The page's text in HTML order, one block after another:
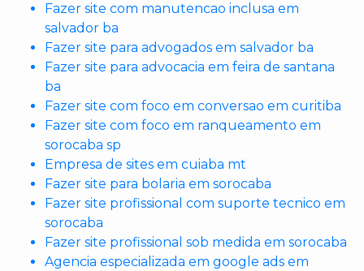
Fazer site com manutencao inclusa em
salvador ba
Fazer site para advogados em salvador ba
Fazer site para advocacia em feira de santana
ba
Fazer site com foco em conversao em curitiba
Fazer site com foco em ranqueamento em
sorocaba sp
Empresa de sites em cuiaba mt
Fazer site para bolaria em sorocaba
Fazer site profissional com suporte tecnico em
sorocaba
Fazer site profissional sob medida em sorocaba
Agencia especializada em google ads em